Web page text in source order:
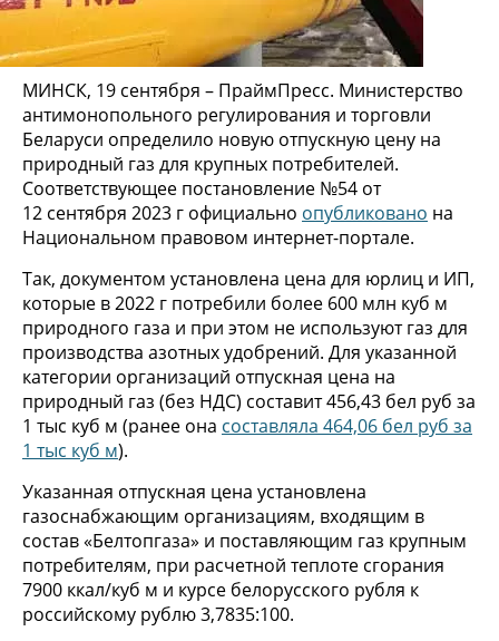
МИНСК, 19 сентября – ПраймПресс. Министерство
антимонопольного регулирования и торговли
Беларуси определило новую отпускную цену на
природный газ для крупных потребителей.
Соответствующее постановление №54 от
12 сентября 2023 г официально опубликовано на
Национальном правовом интернет-портале.
Так, документом установлена цена для юрлиц и ИП,
которые в 2022 г потребили более 600 млн куб м
природного газа и при этом не используют газ для
производства азотных удобрений. Для указанной
категории организаций отпускная цена на
природный газ (без НДС) составит 456,43 бел руб за
1 тыс куб м (ранее она составляла 464,06 бел руб за
1 тыс куб м).
Указанная отпускная цена установлена
газоснабжающим организациям, входящим в
состав «Белтопгаза» и поставляющим газ крупным
потребителям, при расчетной теплоте сгорания
7900 ккал/куб м и курсе белорусского рубля к
российскому рублю 3,7835:100.